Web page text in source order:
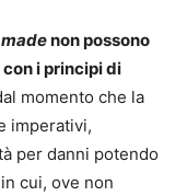
non possono
i principi di
momento che la
imperativi,
per danni potendo
cui, ove non